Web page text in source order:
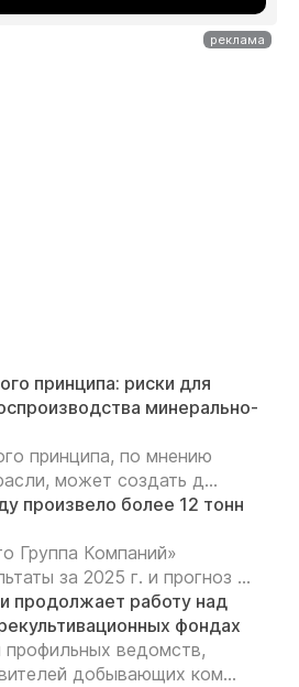
принципа: риски для
минерально-
принципа, по мнению
может создать д...
произвело более 12 тонн
Группа Компаний»
за 2025 г. и прогноз ...
продолжает работу над
фондах
профильных ведомств,
добывающих ком...